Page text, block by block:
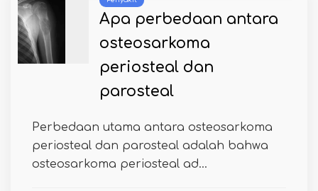
Apa perbedaan antara
osteosarkoma
periosteal dan
parosteal
Perbedaan utama antara osteosarkoma
periosteal dan parosteal adalah bahwa
osteosarkoma periosteal ad...